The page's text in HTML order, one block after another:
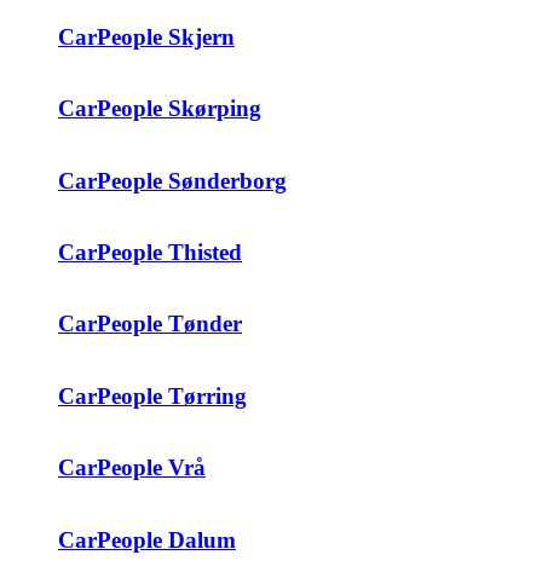
CarPeople Skjern
CarPeople Skørping
CarPeople Sønderborg
CarPeople Thisted
CarPeople Tønder
CarPeople Tørring
CarPeople Vrå
CarPeople Dalum